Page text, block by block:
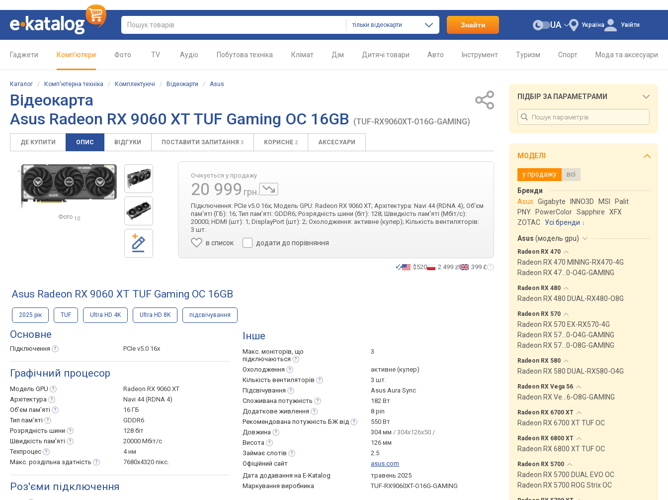
тільки відеокарти Знайти Україна
UA Увійти
Гаджети Комп'ютери Фото TV Аудіо Побутова техніка Клімат Дім Дитячі товари Авто Інструмент Туризм Спорт Мода та аксесуари
Каталог / Комп'ютерна техніка / Комплектуючі / Відеокарти / Asus
Відеокарта
Asus Radeon RX 9060 XT TUF Gaming OC 16GB (TUF-RX9060XT-O16G-GAMING)
ДЕ КУПИТИ ОПИС ВІДГУКИ ПОСТАВИТИ ЗАПИТАННЯ 3 КОРИСНЕ 2 АКСЕСУАРИ
Фото 10
Очікується у продажу
20 999 грн.
Підключення: PCIe v5.0 16x; Модель GPU: Radeon RX 9060 XT; Архітектура: Navi 44 (RDNA 4); Об'єм
пам'яті (ГБ): 16; Тип пам’яті: GDDR6; Розрядність шини (біт): 128; Швидкість пам'яті (Мбіт/с):
20000; HDMI (шт): 1; DisplayPort (шт): 2; Охолодження: активне (кулер); Кількість вентиляторів:
3 шт.
в список додати до порівняння
$520 2 499 zł 399 £
Asus Radeon RX 9060 XT TUF Gaming OC 16GB
2025 рік TUF Ultra HD 4K Ultra HD 8K підсвічування
Основне
Підключення PCIe v5.0 16x
Графічний процесор
Модель GPU
Radeon RX 9060 XT
Архітектура
Navi 44 (RDNA 4)
Об'єм пам'яті
16 ГБ
Тип пам’яті
GDDR6
Розрядність шини
128 біт
Швидкість пам'яті
20000 Мбіт/с
Техпроцес
4 нм
Макс. роздільна здатність 7680x4320 пікс.
Роз'єми підключення
Інше
Макс. моніторів, що
підключаються
3
Охолодження
активне (кулер)
Кількість вентиляторів
3 шт.
Підсвічування
Asus Aura Sync
Споживана потужність
182 Вт
Додаткове живлення
8 pin
Рекомендована потужність БЖ від
550 Вт
Довжина
304 мм / 304x126x50 /
Висота
126 мм
Займає слотів
2.5
Офіційний сайт
asus.com
Дата додавання на E-Katalog
травень 2025
Маркування виробника
TUF-RX9060XT-O16G-GAMING
ПІДБІР ЗА ПАРАМЕТРАМИ
МОДЕЛІ
у продажу всі
Бренди
Asus
Gigabyte INNO3D MSI
Palit
PNY
PowerColor Sapphire
XFX
ZOTAC
Усі бренди
Asus (модель gpu)
Radeon RX 470
Radeon RX 470 MINING-RX470-4G
Radeon RX 47…0-O4G-GAMING
Radeon RX 480
Radeon RX 480 DUAL-RX480-O8G
Radeon RX 570
Radeon RX 570 EX-RX570-4G
Radeon RX 57…0-O4G-GAMING
Radeon RX 57…0-O8G-GAMING
Radeon RX 580
Radeon RX 580 DUAL-RX580-O4G
Radeon RX Vega 56
Radeon RX Ve…6-O8G-GAMING
Radeon RX 6700 XT
Radeon RX 6700 XT TUF OC
Radeon RX 6800 XT
Radeon RX 6800 XT TUF OC
Radeon RX 5700
Radeon RX 5700 DUAL EVO OC
Radeon RX 5700 ROG Strix OC